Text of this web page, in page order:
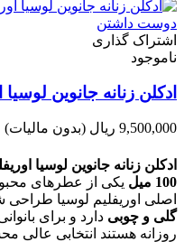
دوست داشتن
اشتراک گذاری
ناموجود
ادکلن زنانه جانوین لوسیا
9,500,000 ریال (بدون مالیات)
100 میل
یکی از عطرهای
اصلی اوریفلیم لوسیا طراحی
گلی و چوبی دارد و برای
روزانه هستند انتخابی